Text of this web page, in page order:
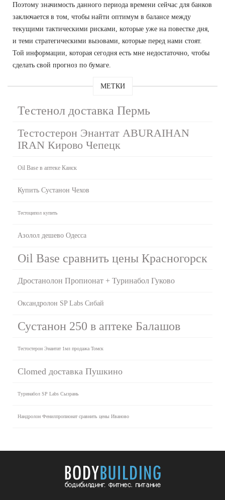
Поэтому значимость данного периода времени сейчас для банков
заключается в том, чтобы найти оптимум в балансе между
текущими тактическими рисками, которые уже на повестке дня,
и теми стратегическими вызовами, которые перед нами стоят.
Той информации, которая сегодня есть мне недостаточно, чтобы
сделать свой прогноз по бумаге.
МЕТКИ
Тестенол доставка Пермь
Тестостерон Энантат ABURAIHAN
IRAN Кирово Чепецк
Oil Base в аптеке Канск
Купить Сустанон Чехов
Тестоципол купить
Азолол дешево Одесса
Oil Base сравнить цены Красногорск
Дростанолон Пропионат + Туринабол Гуково
Оксандролон SP Labs Сибай
Сустанон 250 в аптеке Балашов
Тестостерон Энантат 1мл продажа Томск
Clomed доставка Пушкино
Туринабол SP Labs Сызрань
Нандролон Фенилпропионат сравнить цены Иваново